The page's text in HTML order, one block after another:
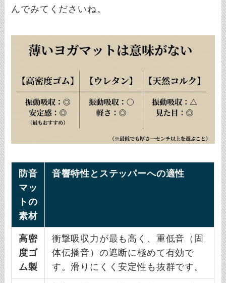
んでみてくださいね。
防音
マッ
トの
素材
音響特性とステッパーへの適性
高密
度ゴ
ム製
衝撃吸収力が最も高く、重低音（固
体伝播音）の遮断に極めて有効で
す。滑りにくく安定性も抜群です。